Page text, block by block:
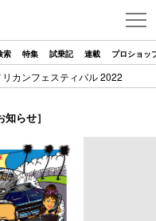
索 特集 試乗記 連載 プロショッ
リカンフェスティバル 2022
知らせ］